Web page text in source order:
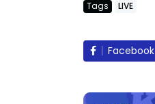
Tags LIVE
Facebook